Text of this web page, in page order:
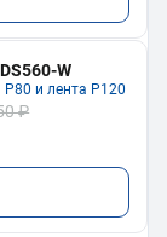
W
P80 и лента P120
₽